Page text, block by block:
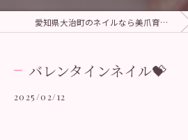
愛知県大治町のネイルなら美爪育成サロン Wizard
バレンタインネイル💝
2025/02/12